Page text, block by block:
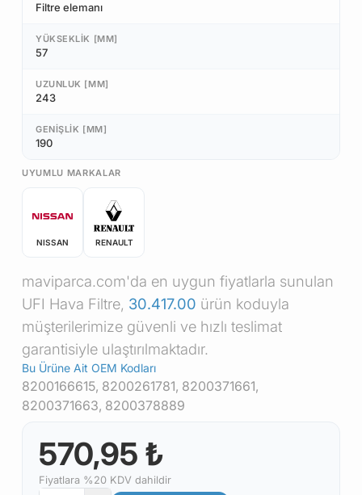
Filtre elemanı
YÜKSEKLIK [MM]
57
UZUNLUK [MM]
243
GENIŞLIK [MM]
190
UYUMLU MARKALAR
NISSAN RENAULT
maviparca.com'da en uygun fiyatlarla sunulan
UFI Hava Filtre, 30.417.00 ürün koduyla
müşterilerimize güvenli ve hızlı teslimat
garantisiyle ulaştırılmaktadır.
Bu Ürüne Ait OEM Kodları
8200166615, 8200261781, 8200371661,
8200371663, 8200378889
570,95 ₺
Fiyatlara %20 KDV dahildir